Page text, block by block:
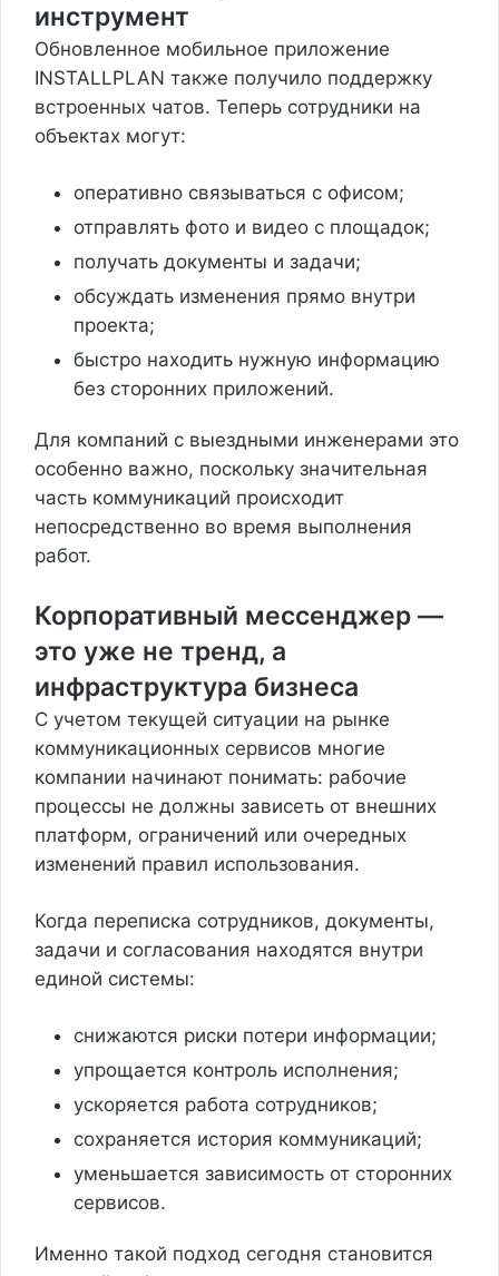
инструмент
Обновленное мобильное приложение
INSTALLPLAN также получило поддержку
встроенных чатов. Теперь сотрудники на
объектах могут:
оперативно связываться с офисом;
отправлять фото и видео с площадок;
получать документы и задачи;
обсуждать изменения прямо внутри
проекта;
быстро находить нужную информацию
без сторонних приложений.
Для компаний с выездными инженерами это
особенно важно, поскольку значительная
часть коммуникаций происходит
непосредственно во время выполнения
работ.
Корпоративный мессенджер —
это уже не тренд, а
инфраструктура бизнеса
С учетом текущей ситуации на рынке
коммуникационных сервисов многие
компании начинают понимать: рабочие
процессы не должны зависеть от внешних
платформ, ограничений или очередных
изменений правил использования.
Когда переписка сотрудников, документы,
задачи и согласования находятся внутри
единой системы:
снижаются риски потери информации;
упрощается контроль исполнения;
ускоряется работа сотрудников;
сохраняется история коммуникаций;
уменьшается зависимость от сторонних
сервисов.
Именно такой подход сегодня становится